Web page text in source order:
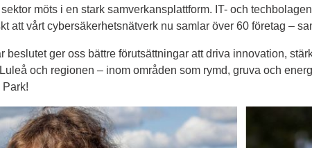
möts i en stark samverkansplattform. IT- och
att vårt cybersäkerhetsnätverk nu samlar över 60 företag –
beslutet ger oss bättre förutsättningar att driva innovation,
och regionen – inom områden som rymd, gruva och